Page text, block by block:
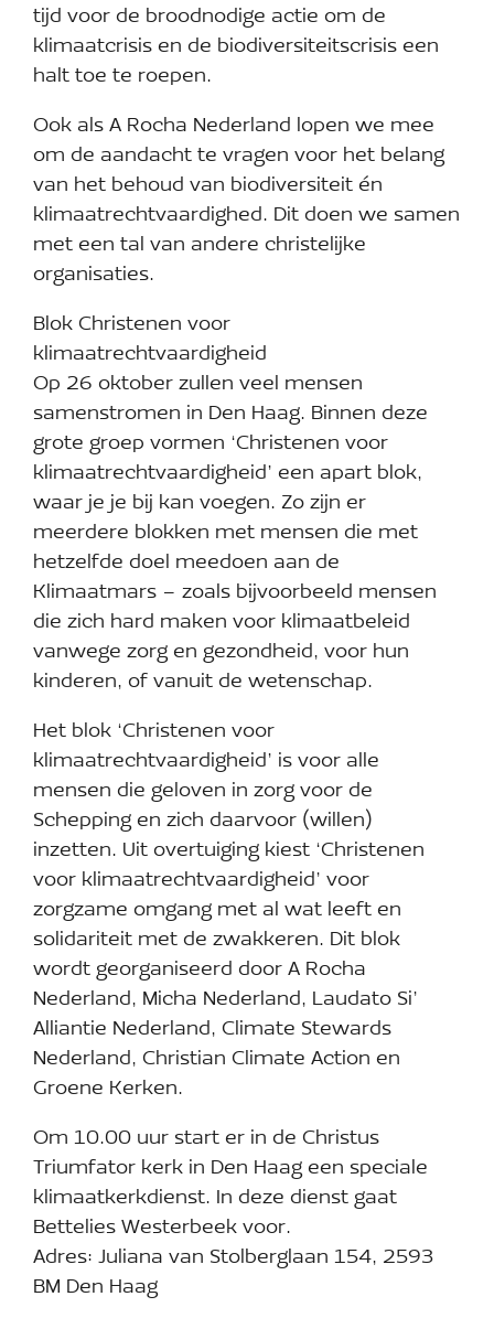
tijd voor de broodnodige actie om de
klimaatcrisis en de biodiversiteitscrisis een
halt toe te roepen.
Ook als A Rocha Nederland lopen we mee
om de aandacht te vragen voor het belang
van het behoud van biodiversiteit én
klimaatrechtvaardighed. Dit doen we samen
met een tal van andere christelijke
organisaties.
Blok Christenen voor
klimaatrechtvaardigheid
Op 26 oktober zullen veel mensen
samenstromen in Den Haag. Binnen deze
grote groep vormen ‘Christenen voor
klimaatrechtvaardigheid’ een apart blok,
waar je je bij kan voegen. Zo zijn er
meerdere blokken met mensen die met
hetzelfde doel meedoen aan de
Klimaatmars – zoals bijvoorbeeld mensen
die zich hard maken voor klimaatbeleid
vanwege zorg en gezondheid, voor hun
kinderen, of vanuit de wetenschap.
Het blok ‘Christenen voor
klimaatrechtvaardigheid’ is voor alle
mensen die geloven in zorg voor de
Schepping en zich daarvoor (willen)
inzetten. Uit overtuiging kiest ‘Christenen
voor klimaatrechtvaardigheid’ voor
zorgzame omgang met al wat leeft en
solidariteit met de zwakkeren. Dit blok
wordt georganiseerd door A Rocha
Nederland, Micha Nederland, Laudato Si’
Alliantie Nederland, Climate Stewards
Nederland, Christian Climate Action en
Groene Kerken.
Om 10.00 uur start er in de Christus
Triumfator kerk in Den Haag een speciale
klimaatkerkdienst. In deze dienst gaat
Bettelies Westerbeek voor.
Adres: Juliana van Stolberglaan 154, 2593
BM Den Haag